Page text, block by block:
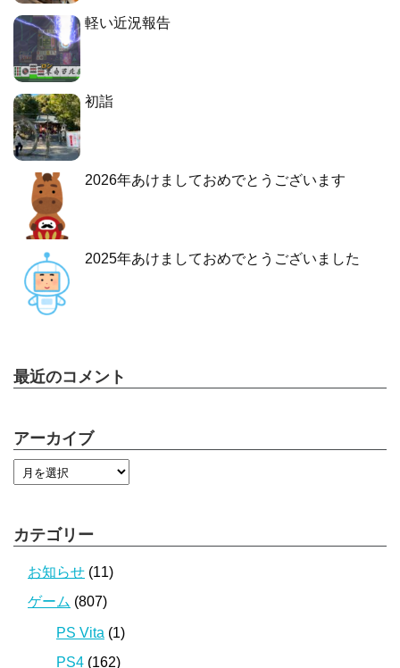
軽い近況報告
初詣
2026年あけましておめでとうございます
2025年あけましておめでとうございました
最近のコメント
アーカイブ
カテゴリー
お知らせ (11)
ゲーム (807)
PS Vita (1)
PS4 (162)